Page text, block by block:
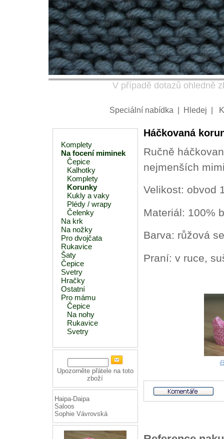
V případě dotazů ohledně
Speciální nabídka Hledej
Komplety
Na focení miminek
Čepice
Kalhotky
Komplety
Korunky
Kukly a vaky
Plédy / wrapy
Čelenky
Na krk
Na nožky
Pro dvojčata
Rukavice
Šaty
Čepice
Svetry
Hračky
Ostatní
Pro mámu
Čepice
Na nohy
Rukavice
Svetry
Upozorněte přátele na toto
zboží
Haipa-Daipa
Saloos
Sophie Vávrovská
Háčkovaná
Ručně
nejmenších
Velikost: obvod
Materiál: 100%
Barva: růžová
Praní: v ruce,